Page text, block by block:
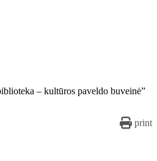
– kultūros paveldo buveinė”
print